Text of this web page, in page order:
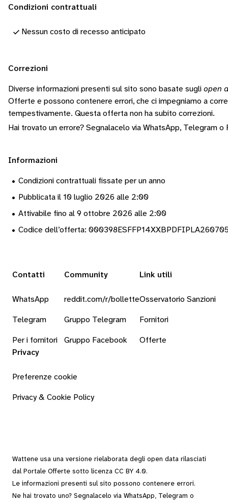
Condizioni contrattuali
Nessun costo di recesso anticipato
Correzioni
Diverse informazioni presenti sul sito sono basate sugli open
Offerte e possono contenere errori, che ci impegniamo a
tempestivamente. Questa offerta non ha subito correzioni.
Hai trovato un errore? Segnalacelo via WhatsApp, Telegram o
Informazioni
• Condizioni contrattuali fissate per un anno
• Pubblicata il 10 luglio 2026 alle 2:00
• Attivabile fino al 9 ottobre 2026 alle 2:00
• Codice dell’offerta:
Contatti
WhatsApp
Telegram
Per i fornitori
Community
reddit.com/r/bollette
Gruppo Telegram
Gruppo Facebook
Link utili
Osservatorio Sanzioni
Fornitori
Offerte
Privacy
Preferenze cookie
Privacy & Cookie Policy
Wattene usa una versione rielaborata degli open data rilasciati
dal Portale Offerte sotto licenza CC BY 4.0.
Le informazioni presenti sul sito possono contenere errori.
Ne hai trovato uno? Segnalacelo via WhatsApp, Telegram o